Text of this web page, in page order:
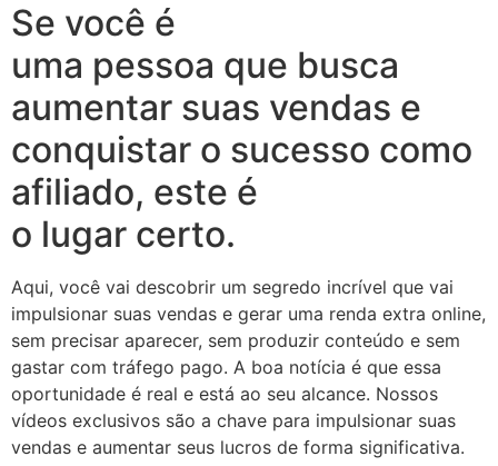
Se você é
uma pessoa que busca
aumentar suas vendas e
conquistar o sucesso como
afiliado, este é
o lugar certo.
Aqui, você vai descobrir um segredo incrível que vai
impulsionar suas vendas e gerar uma renda extra online,
sem precisar aparecer, sem produzir conteúdo e sem
gastar com tráfego pago. A boa notícia é que essa
oportunidade é real e está ao seu alcance. Nossos
vídeos exclusivos são a chave para impulsionar suas
vendas e aumentar seus lucros de forma significativa.